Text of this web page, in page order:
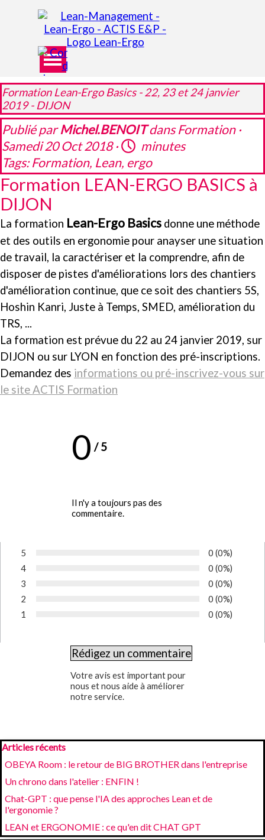
Sauter le menu
Formation Lean-Ergo Basics - 22, 23 et 24 janvier
2019 - DIJON
Publié parMichel.BENOITdansFormation·
Samedi 20 Oct 2018 ·
minutes
Tags:Formation, Lean, ergo
Formation LEAN-ERGO BASICS à
DIJON
La formation Lean-Ergo Basics donne une méthode
et des outils en ergonomie pour anayser une situation
de travail, la caractériser et la comprendre, afin de
disposer de pistes d'améliorations lors des chantiers
d'amélioration continue, que ce soit des chantiers 5S,
Hoshin Kanri, Juste à Temps, SMED, amélioration du
TRS, ...
La formation est prévue du 22 au 24 janvier 2019, sur
DIJON ou sur LYON en fonction des pré-inscriptions.
Demandez des informations ou pré-inscrivez-vous sur
le site ACTIS Formation
0 /5
Il n'y a toujours pas des
commentaire.
5 Nombre de
0 (0%)
4 Nombre de
0 (0%)
3 Nombre de
0 (0%)
2 Nombre de
0 (0%)
1 Nombre de
0 (0%)
Votre avis est important pour
nous et nous aide à améliorer
notre service.
Sauter le bloc Articles récents
Articles récents
OBEYA Room : le retour de BIG BROTHER dans l'entreprise
Un chrono dans l'atelier : ENFIN !
Chat-GPT : que pense l'IA des approches Lean et de
l'ergonomie ?
LEAN et ERGONOMIE : ce qu'en dit CHAT GPT